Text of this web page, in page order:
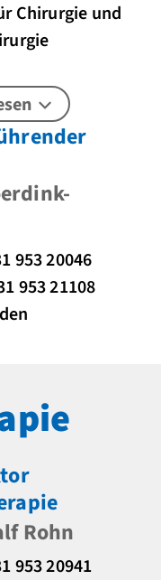
Chirurgie und
953 20046
953 21108
Rohn
953 20941